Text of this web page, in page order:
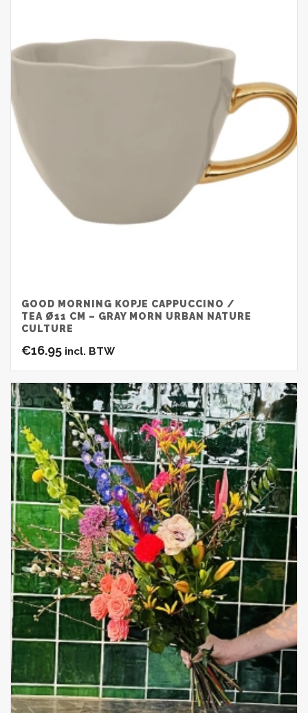
GOOD MORNING KOPJE CAPPUCCINO /
TEA Ø11 CM – GRAY MORN URBAN NATURE
CULTURE
€16.95 incl. BTW